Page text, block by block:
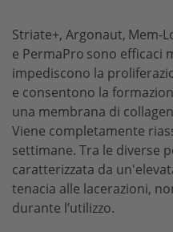
Striate+, Argonaut, Mem-
e PermaPro sono efficaci
impediscono la
e consentono la
una membrana di
Viene completamente
settimane. Tra le diverse
caratterizzata da
tenacia alle lacerazioni,
durante l’utilizzo.